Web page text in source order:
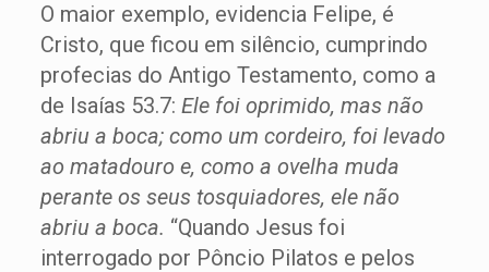
O maior exemplo, evidencia Felipe, é
Cristo, que ficou em silêncio, cumprindo
profecias do Antigo Testamento, como a
de Isaías 53.7: Ele foi oprimido, mas não
abriu a boca; como um cordeiro, foi levado
ao matadouro e, como a ovelha muda
perante os seus tosquiadores, ele não
abriu a boca. “Quando Jesus foi
interrogado por Pôncio Pilatos e pelos